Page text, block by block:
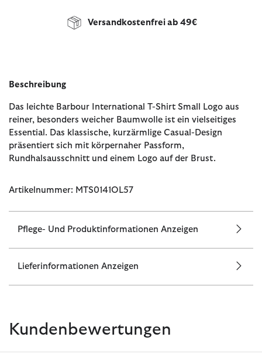
Versandkostenfrei ab 49€
Beschreibung
Das leichte Barbour International T-Shirt Small Logo aus
reiner, besonders weicher Baumwolle ist ein vielseitiges
Essential. Das klassische, kurzärmlige Casual-Design
präsentiert sich mit körpernaher Passform,
Rundhalsausschnitt und einem Logo auf der Brust.
Artikelnummer: MTS0141OL57
Pflege- Und Produktinformationen Anzeigen
Lieferinformationen Anzeigen
Kundenbewertungen